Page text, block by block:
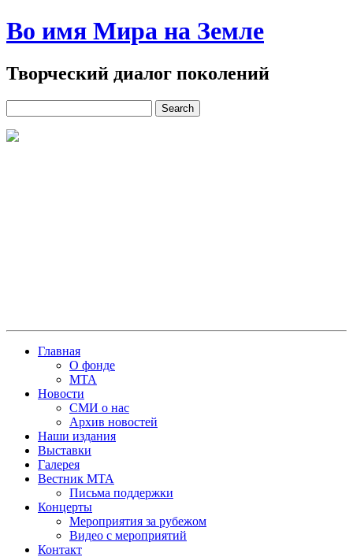
Во имя Мира на Земле
Творческий диалог поколений
Главная
О фонде
МТА
Новости
СМИ о нас
Архив новостей
Наши издания
Выставки
Галерея
Вестник МТА
Письма поддержки
Концерты
Мероприятия за рубежом
Видео с мероприятий
Контакт